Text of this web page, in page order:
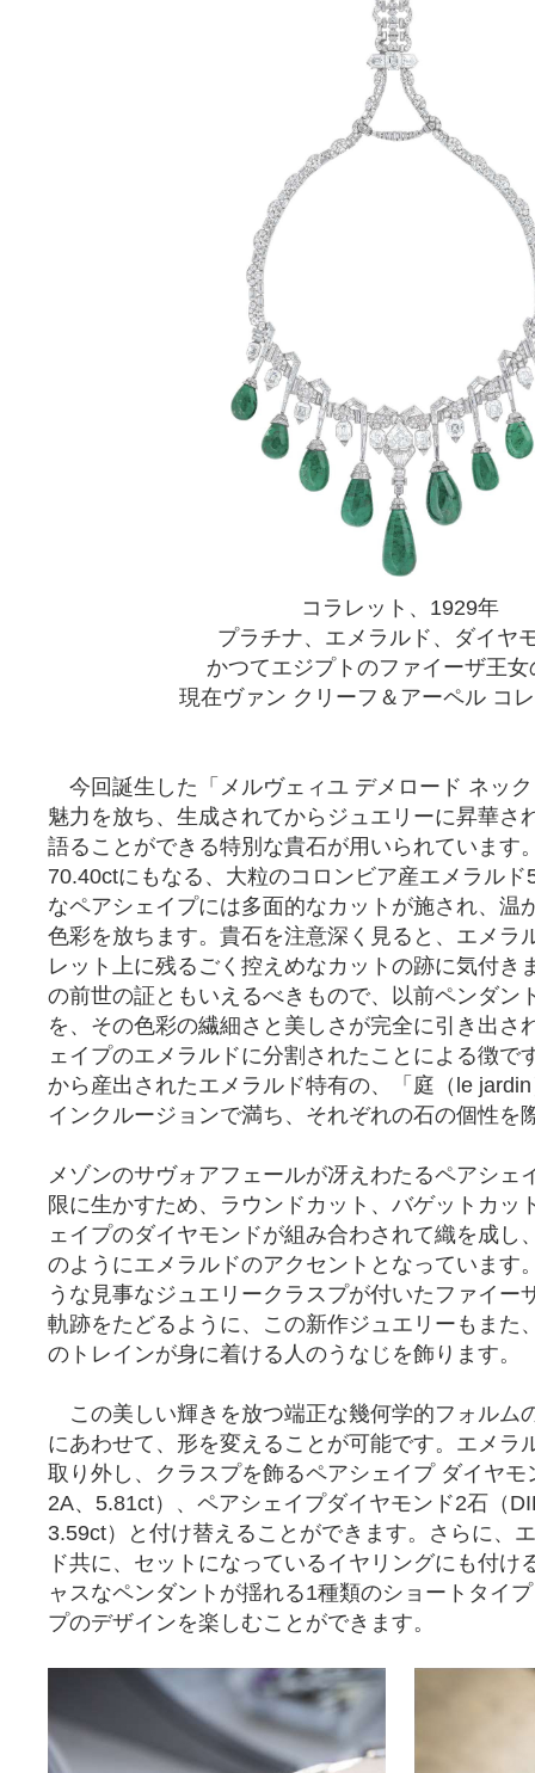
コラレット、1929年
プラチナ、エメラルド、ダイヤ
かつてエジプトのファイーザ王女
現在ヴァン クリーフ＆アーペル コ
今回誕生した「メルヴェィユ デメロード ネッ
魅力を放ち、生成されてからジュエリーに昇華さ
語ることができる特別な貴石が用いられています
70.40ctにもなる、大粒のコロンビア産エメラル
なペアシェイプには多面的なカットが施され、温
色彩を放ちます。貴石を注意深く見ると、エメラ
レット上に残るごく控えめなカットの跡に気付き
の前世の証ともいえるべきもので、以前ペンダン
を、その色彩の繊細さと美しさが完全に引き出さ
ェイプのエメラルドに分割されたことによる徴で
から産出されたエメラルド特有の、「庭（le
インクルージョンで満ち、それぞれの石の個性を
メゾンのサヴォアフェールが冴えわたるペアシェ
限に生かすため、ラウンドカット、バゲットカッ
ェイプのダイヤモンドが組み合わされて織を成し
のようにエメラルドのアクセントとなっています
うな見事なジュエリークラスプが付いたファイー
軌跡をたどるように、この新作ジュエリーもまた
のトレインが身に着ける人のうなじを飾ります。
この美しい輝きを放つ端正な幾何学的フォルム
にあわせて、形を変えることが可能です。エメラ
取り外し、クラスプを飾るペアシェイプ ダイヤモ
2A、5.81ct）、ペアシェイプダイヤモンド2石（
3.59ct）と付け替えることができます。さらに、
ド共に、セットになっているイヤリングにも付け
ャスなペンダントが揺れる1種類のショートタイ
プのデザインを楽しむことができます。